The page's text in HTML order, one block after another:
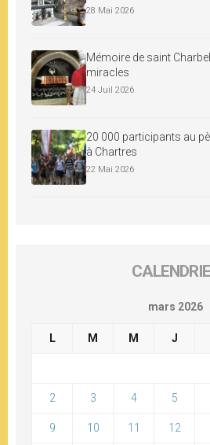
28 Mai 2026
Mémoire de saint
miracles
24 Juil 2026
20 000 participants au
à Chartres
22 Mai 2026
mars 2026
L M M J
2 3 4 5
9 10 11 12